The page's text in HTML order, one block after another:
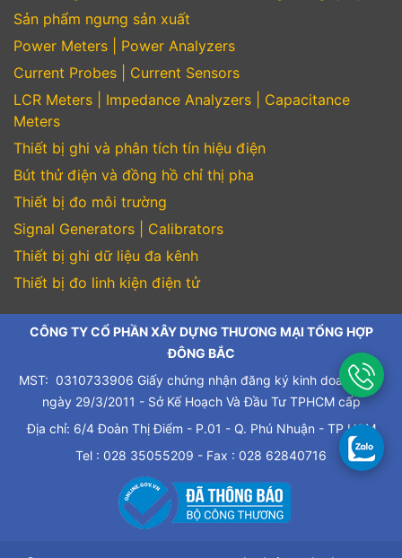
Sản phẩm ngưng sản xuất
Power Meters | Power Analyzers
Current Probes | Current Sensors
LCR Meters | Impedance Analyzers | Capacitance
Meters
Thiết bị ghi và phân tích tín hiệu điện
Bút thử điện và đồng hồ chỉ thị pha
Thiết bị đo môi trường
Signal Generators | Calibrators
Thiết bị ghi dữ liệu đa kênh
Thiết bị đo linh kiện điện tử
CÔNG TY CỔ PHẦN XÂY DỰNG THƯƠNG MẠI TỔNG HỢP
ĐÔNG BẮC
MST: 0310733906 Giấy chứng nhận đăng ký kinh doanh cấp
ngày 29/3/2011 - Sở Kế Hoạch Và Đầu Tư TPHCM cấp
Địa chỉ: 6/4 Đoàn Thị Điểm - P.01 - Q. Phú Nhuận - TP.HCM
Tel : 028 35055209 - Fax : 028 62840716